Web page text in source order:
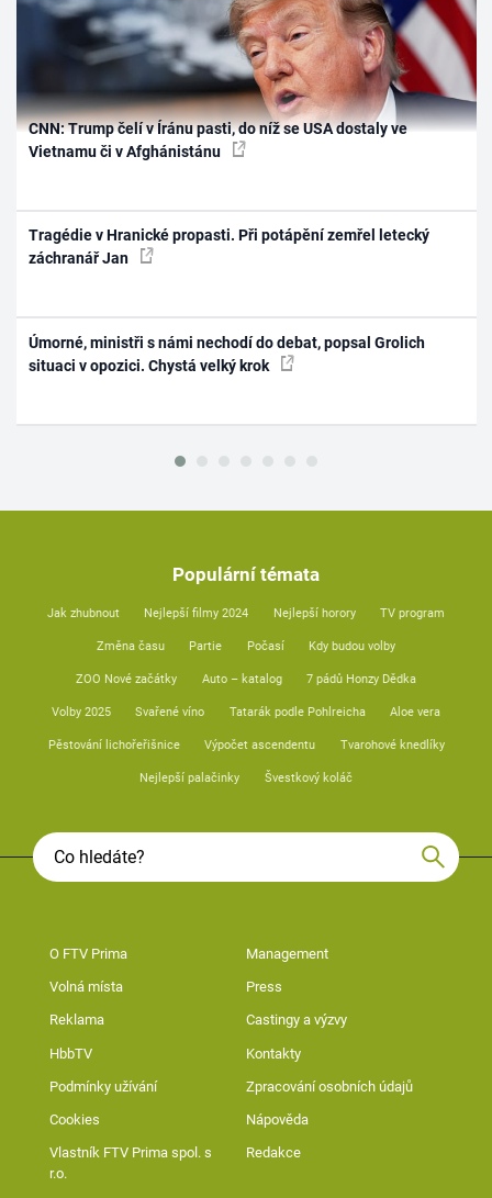
CNN: Trump čelí v Íránu pasti, do níž se USA dostaly ve
Vietnamu či v Afghánistánu
Tragédie v Hranické propasti. Při potápění zemřel letecký
záchranář Jan
Úmorné, ministři s námi nechodí do debat, popsal Grolich
situaci v opozici. Chystá velký krok
Populární témata
Jak zhubnout Nejlepší filmy 2024 Nejlepší horory TV program
Změna času Partie Počasí Kdy budou volby
ZOO Nové začátky Auto – katalog 7 pádů Honzy Dědka
Volby 2025 Svařené víno Tatarák podle Pohlreicha Aloe vera
Pěstování lichořeřišnice Výpočet ascendentu Tvarohové knedlíky
Nejlepší palačinky Švestkový koláč
O FTV Prima Management
Volná místa Press
Reklama Castingy a výzvy
HbbTV Kontakty
Podmínky užívání Zpracování osobních údajů
Cookies Nápověda
Vlastník FTV Prima spol. s
r.o.
Redakce